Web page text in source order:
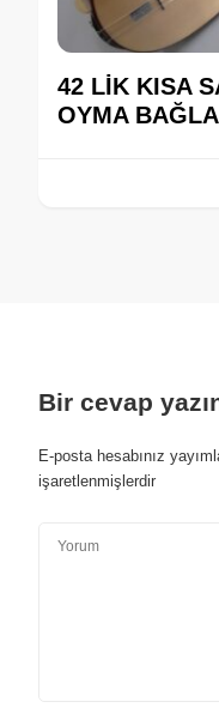
42 LİK KISA
OYMA
Bir cevap
E-posta hesabınız
işaretlenmişlerdir